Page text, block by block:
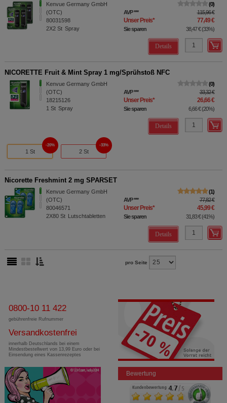
Kenvue Germany GmbH
(OTC)
80031598
2X2 St Spray
0
AVP*** 115,96 €
Unser Preis* 77,49 €
Sie sparen 38,47 €(33%)
Details
NICORETTE Fruit & Mint Spray 1 mg/Sprühstoß NFC
Kenvue Germany GmbH
(OTC)
18215126
1 St Spray
0
AVP*** 33,32 €
Unser Preis* 26,66 €
Sie sparen 6,66 €(20%)
Details
1 St
20%
2 St
33%
Nicorette Freshmint 2 mg SPARSET
Kenvue Germany GmbH
(OTC)
80046571
2X80 St Lutschtabletten
1
AVP*** 77,82 €
Unser Preis* 45,99 €
Sie sparen 31,83 €(41%)
Details
pro Seite
0800-10 11 422
gebührenfreie Rufnummer
Versandkostenfrei
innerhalb Deutschlands bei einem
Mindestbestellwert von 13,99 Euro oder bei
Einsendung eines Kassenrezeptes
Bewertung